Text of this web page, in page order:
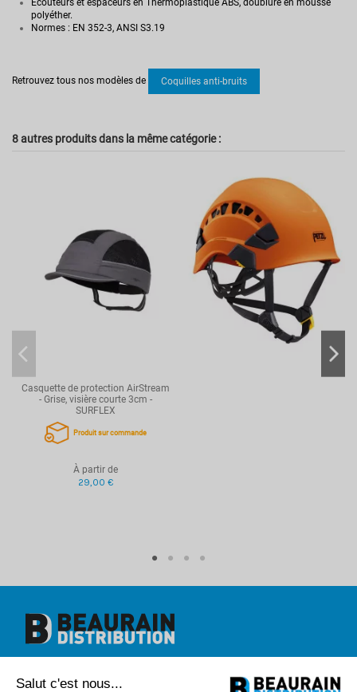
Écouteurs et espaceurs en Thermoplastique ABS, doublure en mousse
polyéther.
Normes : EN 352-3, ANSI S3.19
ANSI S3.19
EN 352-3
Retrouvez tous nos modèles de
Coquilles anti-bruits
8 autres produits dans la même catégorie :
Casquette de protection AirStream
- Grise, visière courte 3cm -
SURFLEX
Produit sur commande
À partir de
29,00 €
1 rue de l'abbé Caron
Salut c'est nous...